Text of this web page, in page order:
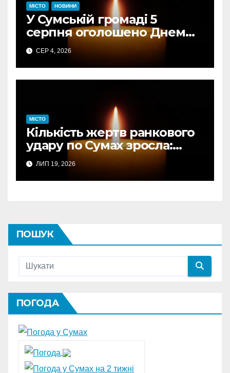
МІСТО НОВИНИ
У Сумській громаді 5
серпня оголошено Днем
жалоби за загиблими від
авіаудару
СЕР 4, 2026
МІСТО
Кількість жертв ранкового
удару по Сумах зросла:
підтверджено загибель
однієї людини
ЛИП 19, 2026
ПОШУК
ПОГОДА